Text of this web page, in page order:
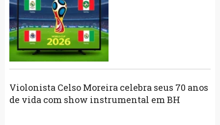
Violonista Celso Moreira celebra seus 70 anos
de vida com show instrumental em BH